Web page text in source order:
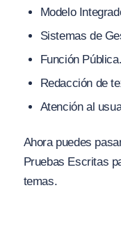
Modelo
Sistemas de
Función Pública.
Redacción de
Atención al
Ahora puedes
Pruebas Escritas
temas.